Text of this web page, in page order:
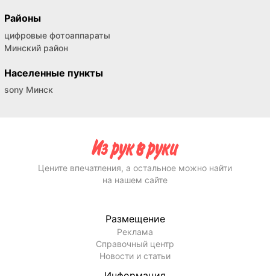
Районы
цифровые фотоаппараты
Минский район
Населенные пункты
sony Минск
Цените впечатления, а остальное можно найти
на нашем сайте
Размещение
Реклама
Справочный центр
Новости и статьи